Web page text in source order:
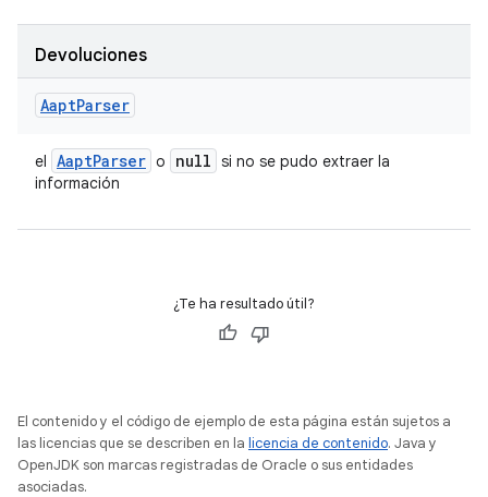
Devoluciones
AaptParser
el AaptParser o null si no se pudo extraer la
información
¿Te ha resultado útil?
El contenido y el código de ejemplo de esta página están sujetos a
las licencias que se describen en la licencia de contenido. Java y
OpenJDK son marcas registradas de Oracle o sus entidades
asociadas.